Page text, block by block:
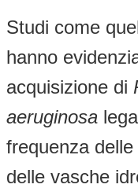
Studi come
hanno
acquisizione di
aeruginosa
frequenza
delle vasche